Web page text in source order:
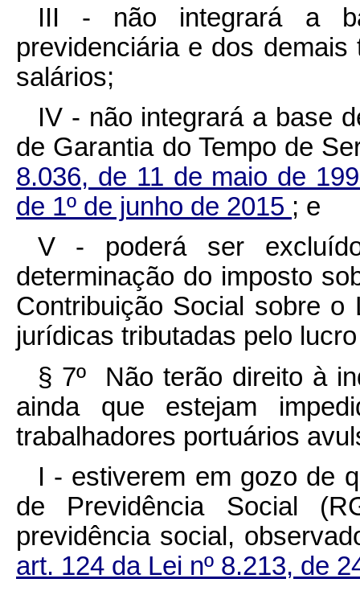
III - não integrará a
previdenciária e dos
salários;
IV - não integrará a base
de Garantia do Tempo de
8.036, de 11 de maio de
de 1º de junho de 2015 ; e
V - poderá ser
determinação do imposto
Contribuição Social sobre
jurídicas tributadas pelo
§ 7º Não terão direito à
ainda que estejam
trabalhadores portuários
I - estiverem em gozo de
de Previdência Social
previdência social,
art. 124 da Lei nº 8.213, de